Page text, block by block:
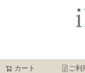
カート ご利